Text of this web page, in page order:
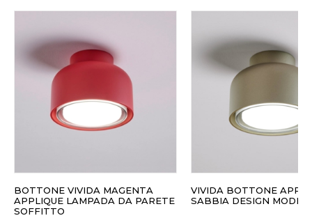
BOTTONE VIVIDA MAGENTA
APPLIQUE LAMPADA DA PARETE
SOFFITTO
VIVIDA BOTTONE
SABBIA DESIGN